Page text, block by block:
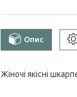
Опис
Жіночі якісні